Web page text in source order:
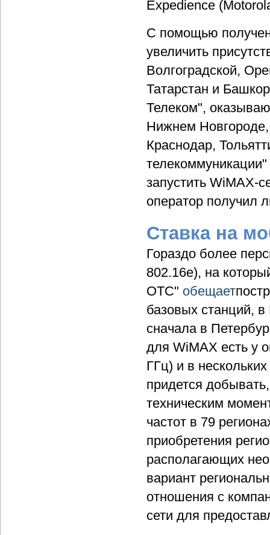
Expedience
С помощью
увеличить
Волгоградской,
Татарстан и
Телеком",
Нижнем Новгороде,
Краснодар,
запустить WiMAX-
оператор получил
Ставка на
Гораздо более
802.16e), на
ОТС" обещает
базовых станций, в
сначала в
для WiMAX есть у
ГГц) и в
придется
техническим
частот в 79
приобретения
располагающих
вариант
отношения с
сети для